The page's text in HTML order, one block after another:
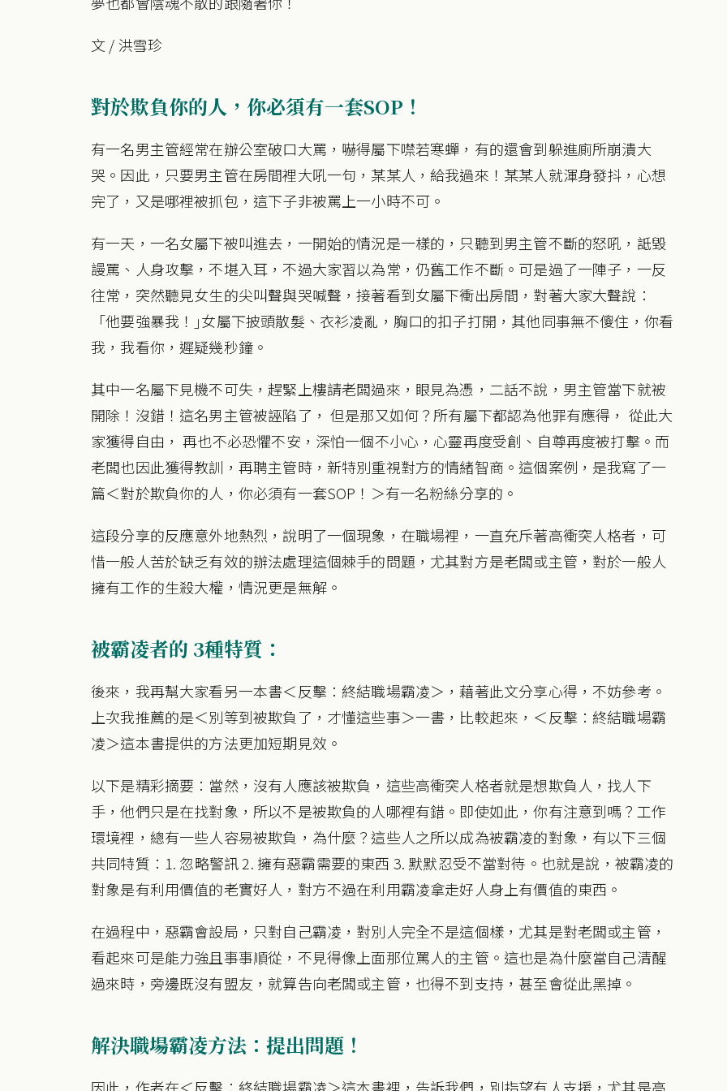
文 / 洪雪珍
對於欺負你的人，你必須有一套SOP！
有一名男主管經常在辦公室破口大罵，嚇得屬下噤若寒蟬，有的還會到躲進廁所崩潰大
哭。因此，只要男主管在房間裡大吼一句，某某人，給我過來！某某人就渾身發抖，心想
完了，又是哪裡被抓包，這下子非被罵上一小時不可。
有一天，一名女屬下被叫進去，一開始的情況是一樣的，只聽到男主管不斷的怒吼，詆毀
謾罵、人身攻擊，不堪入耳，不過大家習以為常，仍舊工作不斷。可是過了一陣子，一反
往常，突然聽見女生的尖叫聲與哭喊聲，接著看到女屬下衝出房間，對著大家大聲說：
「他要強暴我！｣女屬下披頭散髮、衣衫凌亂，胸口的扣子打開，其他同事無不傻住，你看
我，我看你，遲疑幾秒鐘。
其中一名屬下見機不可失，趕緊上樓請老闆過來，眼見為憑，二話不說，男主管當下就被
開除！沒錯！這名男主管被誣陷了， 但是那又如何？所有屬下都認為他罪有應得， 從此大
家獲得自由， 再也不必恐懼不安，深怕一個不小心，心靈再度受創、自尊再度被打擊。而
老闆也因此獲得教訓，再聘主管時，新特別重視對方的情緒智商。這個案例，是我寫了一
篇＜對於欺負你的人，你必須有一套SOP！＞有一名粉絲分享的。
這段分享的反應意外地熱烈，說明了一個現象，在職場裡，一直充斥著高衝突人格者，可
惜一般人苦於缺乏有效的辦法處理這個棘手的問題，尤其對方是老闆或主管，對於一般人
擁有工作的生殺大權，情況更是無解。
被霸凌者的 3種特質：
後來，我再幫大家看另一本書＜反擊：終結職場霸凌＞，藉著此文分享心得，不妨參考。
上次我推薦的是＜別等到被欺負了，才懂這些事＞一書，比較起來，＜反擊：終結職場霸
凌＞這本書提供的方法更加短期見效。
以下是精彩摘要：當然，沒有人應該被欺負，這些高衝突人格者就是想欺負人，找人下
手，他們只是在找對象，所以不是被欺負的人哪裡有錯。即使如此，你有注意到嗎？工作
環境裡，總有一些人容易被欺負，為什麼？這些人之所以成為被霸凌的對象，有以下三個
共同特質：1. 忽略警訊 2. 擁有惡霸需要的東西 3. 默默忍受不當對待。也就是說，被霸凌的
對象是有利用價值的老實好人，對方不過在利用霸凌拿走好人身上有價值的東西。
在過程中，惡霸會設局，只對自己霸凌，對別人完全不是這個樣，尤其是對老闆或主管，
看起來可是能力強且事事順從，不見得像上面那位罵人的主管。這也是為什麼當自己清醒
過來時，旁邊既沒有盟友，就算告向老闆或主管，也得不到支持，甚至會從此黑掉。
解決職場霸凌方法： 提出問題！